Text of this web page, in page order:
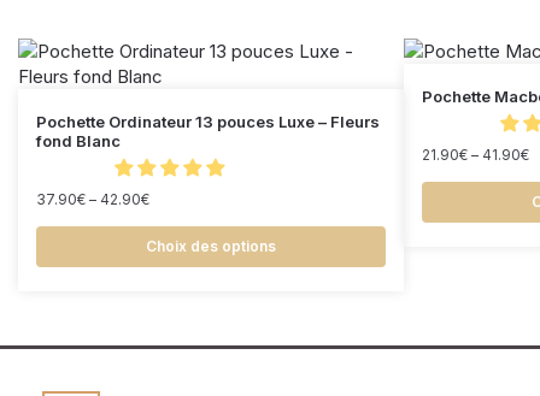
Pochette Ordinateur 13 pouces Luxe – Fleurs
fond Blanc
37.90€ – 42.90€
Choix des options
Pochette
21.90€ – 41.90€